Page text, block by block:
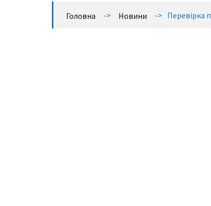
Головна -> Новини -> Перевірка